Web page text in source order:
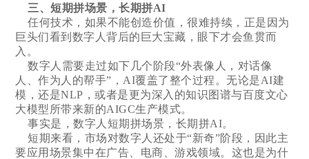
三、短期拼场景，长期拼AI
任何技术，如果不能创造价值，很难持续，正是因为
巨头们看到数字人背后的巨大宝藏，眼下才会鱼贯而
入。
数字人需要走过如下几个阶段“外表像人，对话像
人、作为人的帮手”，AI覆盖了整个过程。无论是AI建
模，还是NLP，或者是更为深入的知识图谱与百度文心
大模型所带来新的AIGC生产模式。
事实是，数字人短期拼场景，长期拼AI。
短期来看，市场对数字人还处于“新奇”阶段，因此主
要应用场景集中在广告、电商、游戏领域。这也是为什